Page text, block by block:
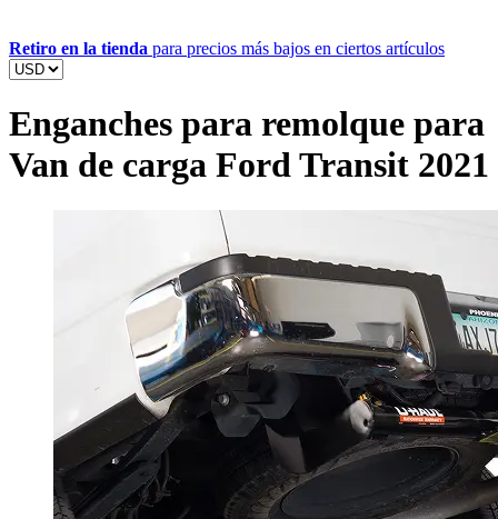
Retiro en la tienda para precios más bajos en ciertos artículos
Enganches para remolque para
Van de carga Ford Transit 2021